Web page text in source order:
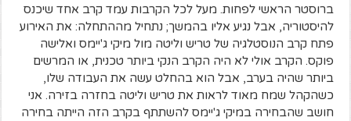
ברוסטר הראשי לפחות. מעל לכל הקרבות עמד קרב אחד שיכנס
להיסטוריה, אבל נגיע אליו בהמשך; נתחיל מההתחלה: את האירוע
פתח קרב הנוסטלגיה של טריש וליטה מול מיקי ג'יימס ואלישה
פוקס. הקרב אולי לא היה הקרב הנקי ביותר טכנית, או המרשים
ביותר שהיה בערב, אבל הוא בהחלט עשה את העבודה שלו,
כשהקהל שמח מאוד לראות את טריש וליטה בחזרה בזירה. אני
חושב שהבחירה במיקי ג'יימס להשתתף בקרב הזה הייתה בחירה